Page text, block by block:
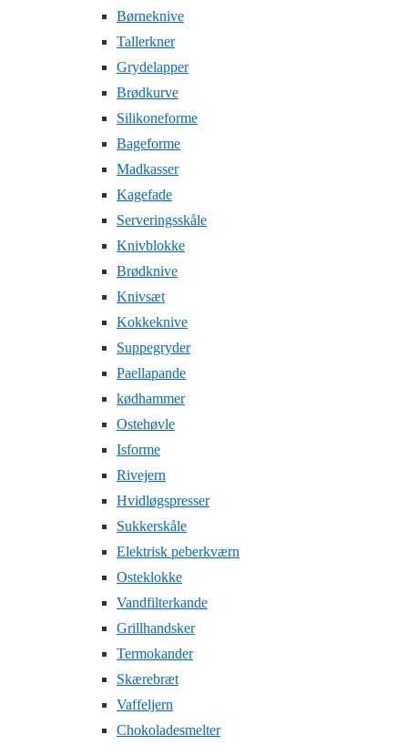
Børneknive
Tallerkner
Grydelapper
Brødkurve
Silikoneforme
Bageforme
Madkasser
Kagefade
Serveringsskåle
Knivblokke
Brødknive
Knivsæt
Kokkeknive
Suppegryder
Paellapande
kødhammer
Ostehøvle
Isforme
Rivejern
Hvidløgspresser
Sukkerskåle
Elektrisk peberkværn
Osteklokke
Vandfilterkande
Grillhandsker
Termokander
Skærebræt
Vaffeljern
Chokoladesmelter